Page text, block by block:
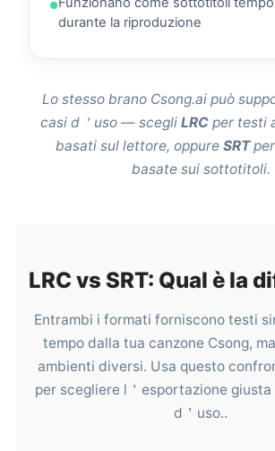
durante la riproduzione
Lo stesso brano Csong.ai può
casi d＇uso — scegli LRC per testi
basati sul lettore, oppure SRT
basate sui sottotitoli.
LRC vs SRT: Qual è la
Entrambi i formati forniscono testi
tempo dalla tua canzone Csong,
ambienti diversi. Usa questo
per scegliere l＇esportazione
d＇uso..